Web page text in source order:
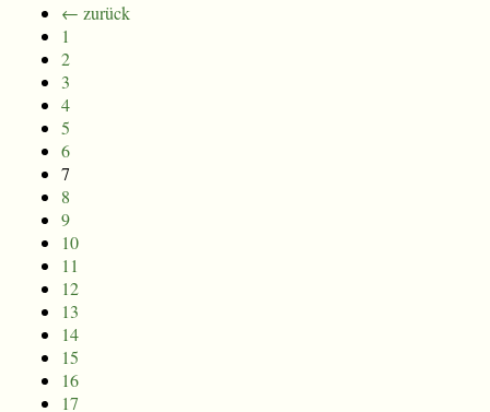
← zurück
1
2
3
4
5
6
7
8
9
10
11
12
13
14
15
16
17